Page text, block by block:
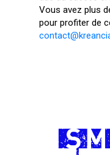
Vous avez plus
pour profiter de